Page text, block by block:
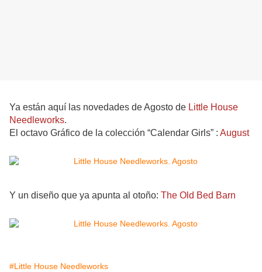
Ya están aquí las novedades de Agosto de Little House
Needleworks.
El octavo Gráfico de la colección “Calendar Girls” : August
Y un diseño que ya apunta al otoño: The Old Bed Barn
#Little House Needleworks